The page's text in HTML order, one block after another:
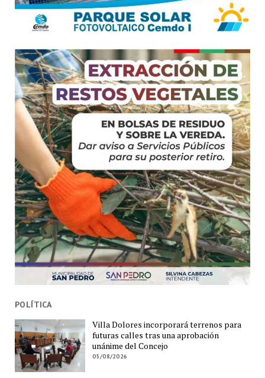
POLÍTICA
Villa Dolores incorporará terrenos para
futuras calles tras una aprobación
unánime del Concejo
05/08/2026